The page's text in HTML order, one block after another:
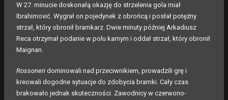
W 27. minucie doskonałą okazję do strzelenia gola miał
Ibrahimović. Wygrał on pojedynek z obrońcą i posłał potężny
strzał, który obronił bramkarz. Dwie minuty później Arkadiusz
Reca otrzymał podanie w polu karnym i oddał strzał, który obronił
Maignan.
Rossoneri dominowali nad przeciwnikiem, prowadzili grę i
kreowali dogodne sytuacje do zdobycia bramki. Cały czas
brakowało jednak skuteczności. Zawodnicy w czerwono-